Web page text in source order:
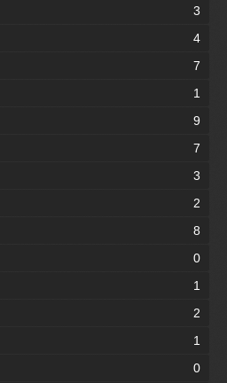
3
4
7
1
9
7
3
2
8
0
1
2
1
0